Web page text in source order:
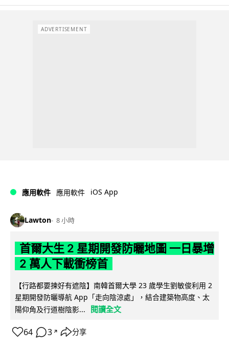
ADVERTISEMENT
應用軟件 應用軟件 iOS App
Lawton 8 小時
首爾大生 2 星期開發防曬地圖 一日暴增
2 萬人下載衝榜首
【行路都要揀好有遮陰】南韓首爾大學 23 歲學生劉敏俊利用 2
星期開發防曬導航 App「走向陰涼處」，結合建築物高度、太
陽仰角及行道樹陰影...
閱讀全文
64 3 ↗ 分享